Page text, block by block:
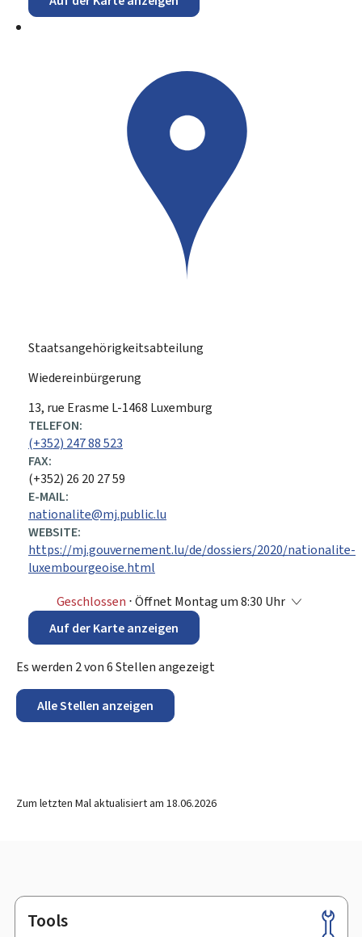
Staatsangehörigkeitsabteilung
Wiedereinbürgerung
ADRESSE:
13, rue Erasme L-1468 Luxemburg
TELEFON:
(+352) 247 88 523
FAX:
(+352) 26 20 27 59
E-MAIL:
nationalite@mj.public.lu
WEBSITE:
https://mj.gouvernement.lu/de/dossiers/2020/nationalite-
luxembourgeoise.html
Geschlossen ⋅ Öffnet Montag um 8:30 Uhr
Auf der Karte anzeigen
Es werden 2von6Stellen angezeigt
Alle Stellen anzeigen
Zum letzten Mal aktualisiert am 18.06.2026
Footer
Tools